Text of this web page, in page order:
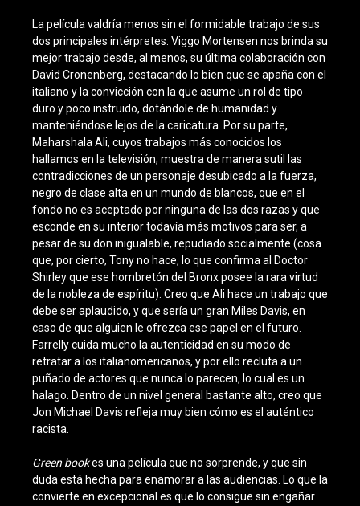
La película valdría menos sin el formidable trabajo de sus
dos principales intérpretes: Viggo Mortensen nos brinda su
mejor trabajo desde, al menos, su última colaboración con
David Cronenberg, destacando lo bien que se apaña con el
italiano y la convicción con la que asume un rol de tipo
duro y poco instruido, dotándole de humanidad y
manteniéndose lejos de la caricatura. Por su parte,
Maharshala Ali, cuyos trabajos más conocidos los
hallamos en la televisión, muestra de manera sutil las
contradicciones de un personaje desubicado a la fuerza,
negro de clase alta en un mundo de blancos, que en el
fondo no es aceptado por ninguna de las dos razas y que
esconde en su interior todavía más motivos para ser, a
pesar de su don inigualable, repudiado socialmente (cosa
que, por cierto, Tony no hace, lo que confirma al Doctor
Shirley que ese hombretón del Bronx posee la rara virtud
de la nobleza de espíritu). Creo que Ali hace un trabajo que
debe ser aplaudido, y que sería un gran Miles Davis, en
caso de que alguien le ofrezca ese papel en el futuro.
Farrelly cuida mucho la autenticidad en su modo de
retratar a los italianomericanos, y por ello recluta a un
puñado de actores que nunca lo parecen, lo cual es un
halago. Dentro de un nivel general bastante alto, creo que
Jon Michael Davis refleja muy bien cómo es el auténtico
racista.
Green bookes una película que no sorprende, y que sin
duda está hecha para enamorar a las audiencias. Lo que la
convierte en excepcional es que lo consigue sin engañar